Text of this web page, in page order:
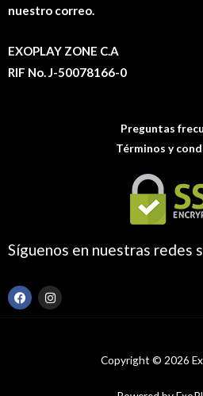
nuestro correo.
EXOPLAY ZONE C.A
RIF No. J-50078166-0
Preguntas
Términos y
Síguenos en nuestras redes
F
a
c
I
n
s
Copyright © 2026